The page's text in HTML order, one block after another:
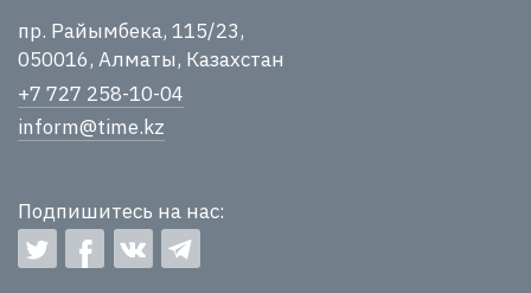
пр. Райымбека, 115/23,
050016, Алматы, Казахстан
+7 727 258-10-04
inform@time.kz
Подпишитесь на нас: